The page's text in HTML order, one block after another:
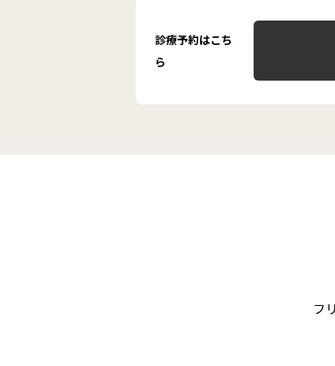
診療予約はこち
ら
フ